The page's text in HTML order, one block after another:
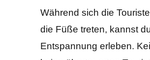
Während sich die
die Füße treten, kannst
Entspannung erleben.